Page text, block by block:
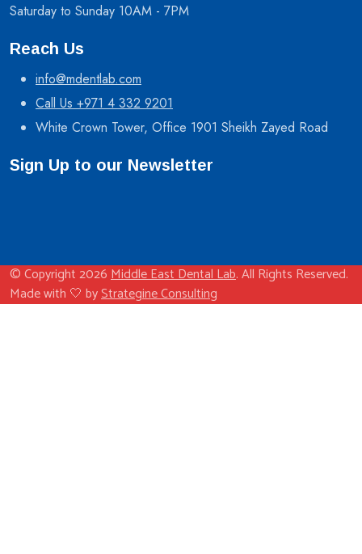
Saturday to Sunday 10AM - 7PM
Reach Us
info@mdentlab.com
Call Us +971 4 332 9201
White Crown Tower, Office 1901 Sheikh Zayed Road
Sign Up to our Newsletter
© Copyright 2026Middle East Dental Lab. All Rights Reserved.
Made with 🤍 byStrategine Consulting